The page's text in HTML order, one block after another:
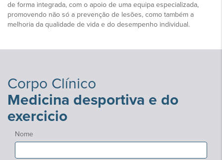
de forma integrada, com o apoio de uma equipa especializada,
promovendo não só a prevenção de lesões, como também a
melhoria da qualidade de vida e do desempenho individual.
Corpo Clínico
Medicina desportiva e do
exercicio
Nome